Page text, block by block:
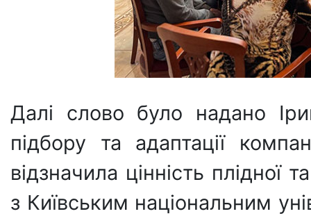
Далі слово було надано
підбору та адаптації
відзначила цінність плідної
з Київським національним